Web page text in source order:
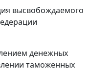
высвобождаемого
денежных
таможенных